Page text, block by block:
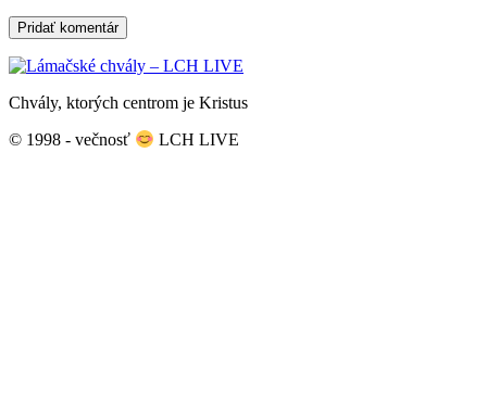
Chvály, ktorých centrom je Kristus
© 1998 - večnosť LCH LIVE